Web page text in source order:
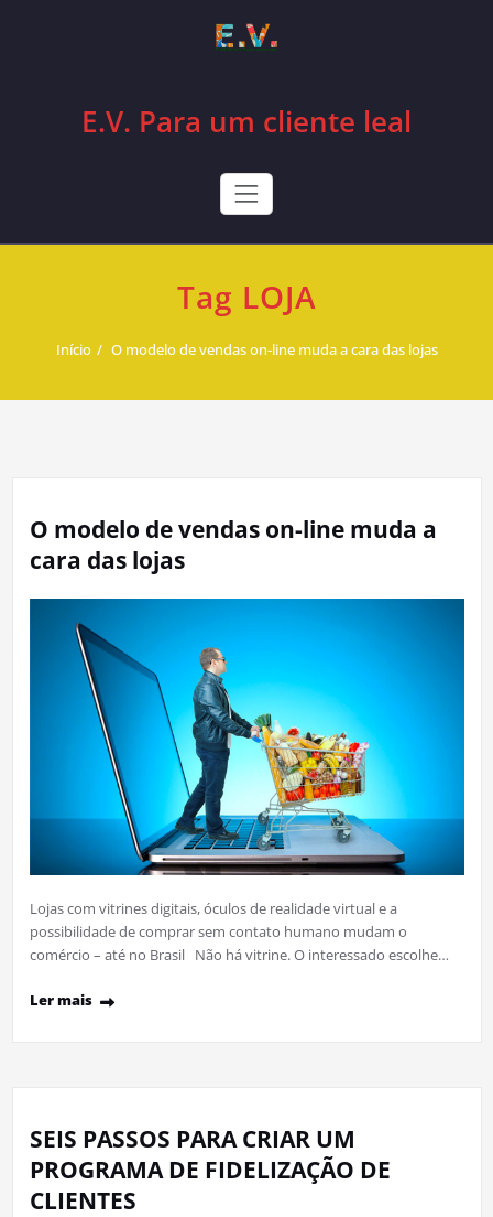
E.V. Para um cliente leal
Tag LOJA
Início O modelo de vendas on-line muda a cara das lojas
O modelo de vendas on-line muda a
cara das lojas
Lojas com vitrines digitais, óculos de realidade virtual e a
possibilidade de comprar sem contato humano mudam o
comércio – até no Brasil Não há vitrine. O interessado escolhe…
Ler mais
SEIS PASSOS PARA CRIAR UM
PROGRAMA DE FIDELIZAÇÃO DE
CLIENTES